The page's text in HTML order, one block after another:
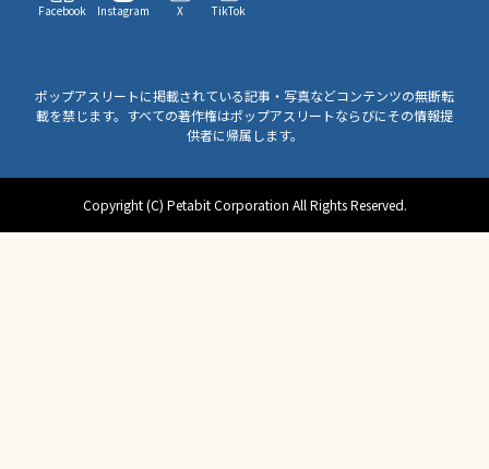
Facebook Instagram X TikTok
ポップアスリートに掲載されている記事・写真などコンテンツの無断転
載を禁じます。すべての著作権はポップアスリートならびにその情報提
供者に帰属します。
Copyright (C) Petabit Corporation All Rights Reserved.